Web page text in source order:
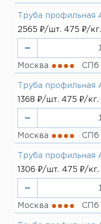
Труба профильная
2565 ₽/шт. 475 ₽/кг.
Москва СПб
Труба профильная
1368 ₽/шт. 475 ₽/кг.
Москва СПб
Труба профильная
1306 ₽/шт. 475 ₽/кг.
Москва СПб